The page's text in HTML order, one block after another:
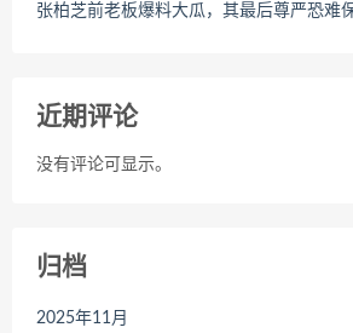
张柏芝前老板爆料大瓜，其最后尊严恐难
近期评论
没有评论可显示。
归档
2025年11月